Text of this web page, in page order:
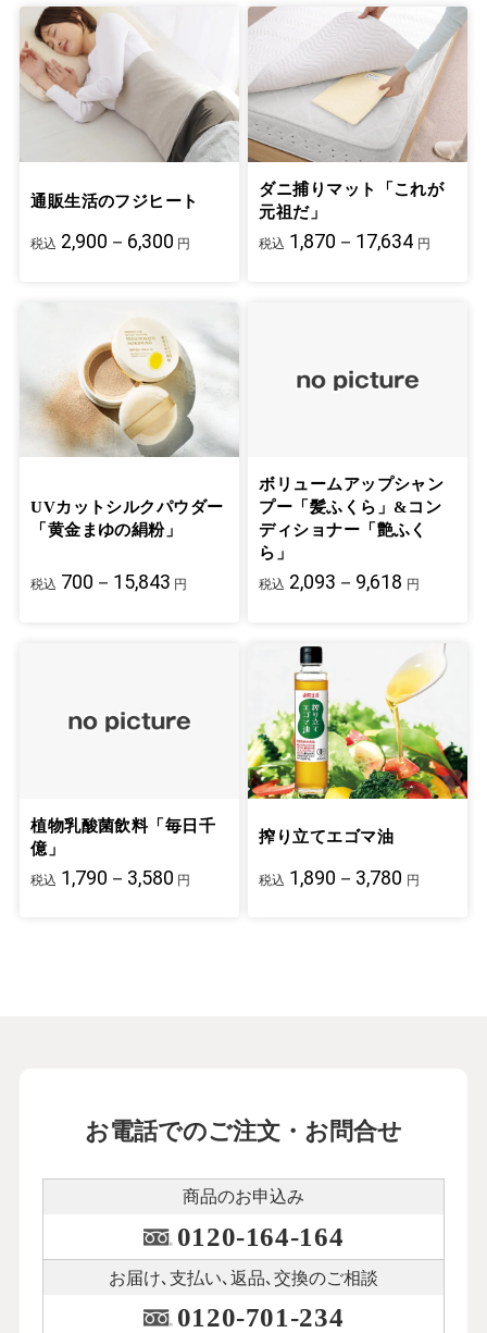
通販生活のフジヒート
税込 2,900－6,300 円
ダニ捕りマット「これが
元祖だ」
税込 1,870－17,634 円
UVカットシルクパウダー
「黄金まゆの絹粉」
税込 700－15,843 円
ボリュームアップシャン
プー「髪ふくら」&コン
ディショナー「艶ふく
ら」
税込 2,093－9,618 円
植物乳酸菌飲料「毎日千
億」
税込 1,790－3,580 円
搾り立てエゴマ油
税込 1,890－3,780 円
お電話でのご注文・お問合せ
商品のお申込み
0120-164-164
お届け､支払い､ 返品､交換のご相談
0120-701-234